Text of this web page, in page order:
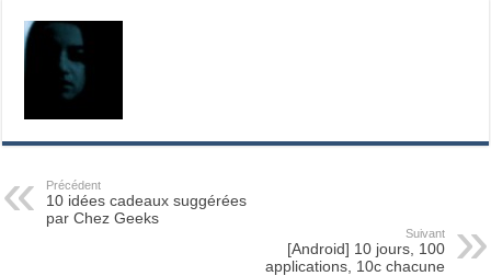
Précédent
10 idées cadeaux suggérées
par Chez Geeks
Suivant
[Android] 10 jours, 100
applications, 10c chacune